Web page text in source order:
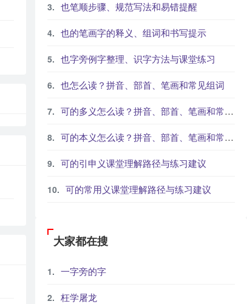
也笔顺步骤、规范写法和易错提醒
也的笔画字的释义、组词和书写提示
也字旁例字整理、识字方法与课堂练习
也怎么读？拼音、部首、笔画和常见组词
可的多义怎么读？拼音、部首、笔画和常见组词
可的本义怎么读？拼音、部首、笔画和常见组词
可的引申义课堂理解路径与练习建议
可的常用义课堂理解路径与练习建议
大家都在搜
一字旁的字
枉学屠龙